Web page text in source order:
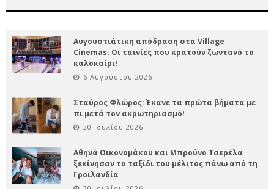
Αυγουστιάτικη απόδραση στα Village
Cinemas: Οι ταινίες που κρατούν ζωντανό το
καλοκαίρι!
6 Αυγούστου 2026
Σταύρος Φλώρος: Έκανε τα πρώτα βήματα με
πι μετά τον ακρωτηριασμό!
30 Ιουλίου 2026
Αθηνά Οικονομάκου και Μπρούνο Τσερέλα
ξεκίνησαν το ταξίδι του μέλιτος πάνω από τη
Γροιλανδία